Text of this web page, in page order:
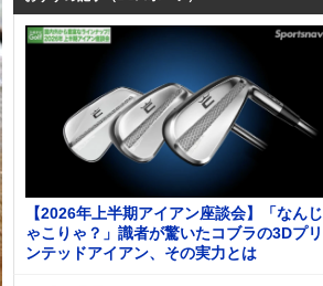
【2026年上半期アイアン座談会】「なんじ
ゃこりゃ？」識者が驚いたコブラの3Dプリ
ンテッドアイアン、その実力とは